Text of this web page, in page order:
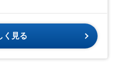
く見る